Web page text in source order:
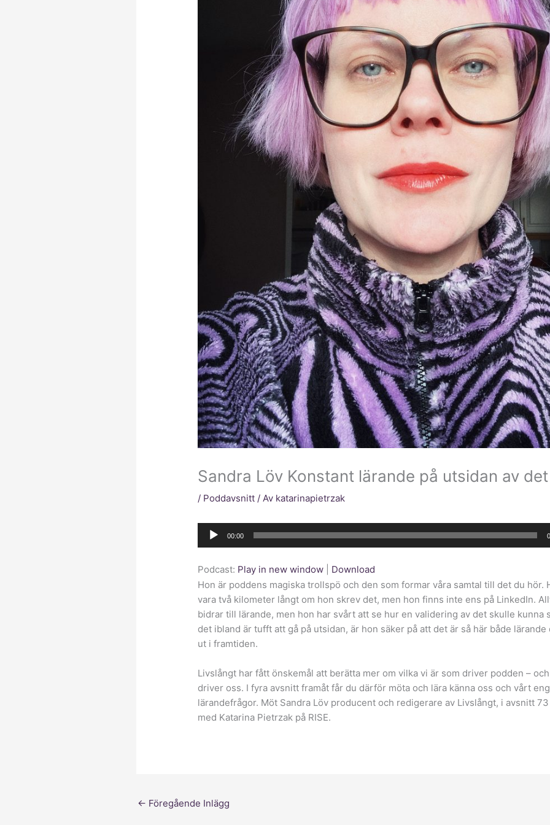
Sandra Löv Konstant lärande på utsidan av
/ Poddavsnitt / Av katarinapietrzak
Ljudspelare
00:00
Podcast: Play in new window
Download
Hon är poddens magiska trollspö och den som formar våra samtal till det du hör.
vara två kilometer långt om hon skrev det, men hon finns inte ens på LinkedIn.
bidrar till lärande, men hon har svårt att se hur en validering av det skulle kunna
det ibland är tufft att gå på utsidan, är hon säker på att det är så här både
ut i framtiden.
Livslångt har fått önskemål att berätta mer om vilka vi är som driver podden –
driver oss. I fyra avsnitt framåt får du därför möta och lära känna oss och vårt
lärandefrågor. Möt Sandra Löv producent och redigerare av Livslångt, i avsnitt
med Katarina Pietrzak på RISE.
← Föregående Inlägg